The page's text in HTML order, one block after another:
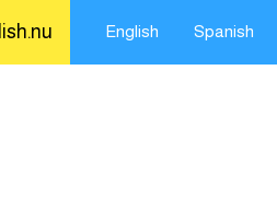
English Spanish